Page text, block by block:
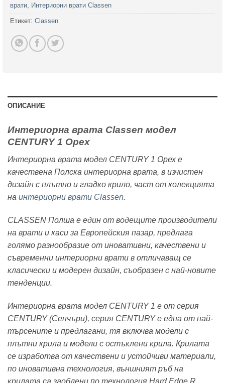
врати, Интериорни врати Classen
Етикет: Classen
ОПИСАНИЕ
Интериорна врата Classen модел
CENTURY 1 Орех
Интериорна врата модел CENTURY 1 Орехе
качествена Полска интериорна врата, в изчистен
дизайн с плътно и гладко крило, част от колекцията
на интериорни врати Classen.
CLASSEN Полша е един от водещите производители
на врати и каси за Европейския пазар, предлага
голямо разнообразие от иновативни, качествени и
съвременни интериорни врати в отличаващ се
класически и модерен дизайн, съобразен с най-новите
тенденции.
Интериорна врата модел CENTURY 1 е от серия
CENTURY (Сенчъри), серия CENTURY е една от най-
търсените и предлагани, тя включва модели с
плътни крила и модели с остъклени крила. Крилата
се изработва от качествени и устойчиви материали,
по иновативна технология, външният ръб на
крилата са заоблени по технология Hard Edge R